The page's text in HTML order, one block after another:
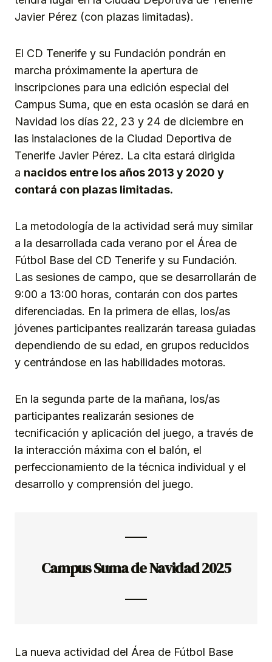
Javier Pérez (con plazas limitadas).
El CD Tenerife y su Fundación pondrán en
marcha próximamente la apertura de
inscripciones para una edición especial del
Campus Suma, que en esta ocasión se dará en
Navidad los días 22, 23 y 24 de diciembre en
las instalaciones de la Ciudad Deportiva de
Tenerife Javier Pérez. La cita estará dirigida
a nacidos entre los años 2013 y 2020 y
contará con plazas limitadas.
La metodología de la actividad será muy similar
a la desarrollada cada verano por el Área de
Fútbol Base del CD Tenerife y su Fundación.
Las sesiones de campo, que se desarrollarán de
9:00 a 13:00 horas, contarán con dos partes
diferenciadas. En la primera de ellas, los/as
jóvenes participantes realizarán tareasa guiadas
dependiendo de su edad, en grupos reducidos
y centrándose en las habilidades motoras.
En la segunda parte de la mañana, los/as
participantes realizarán sesiones de
tecnificación y aplicación del juego, a través de
la interacción máxima con el balón, el
perfeccionamiento de la técnica individual y el
desarrollo y comprensión del juego.
Campus Suma de Navidad 2025
La nueva actividad del Área de Fútbol Base